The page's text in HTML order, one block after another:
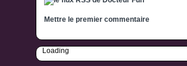
Mettre le premier commentaire
Loading